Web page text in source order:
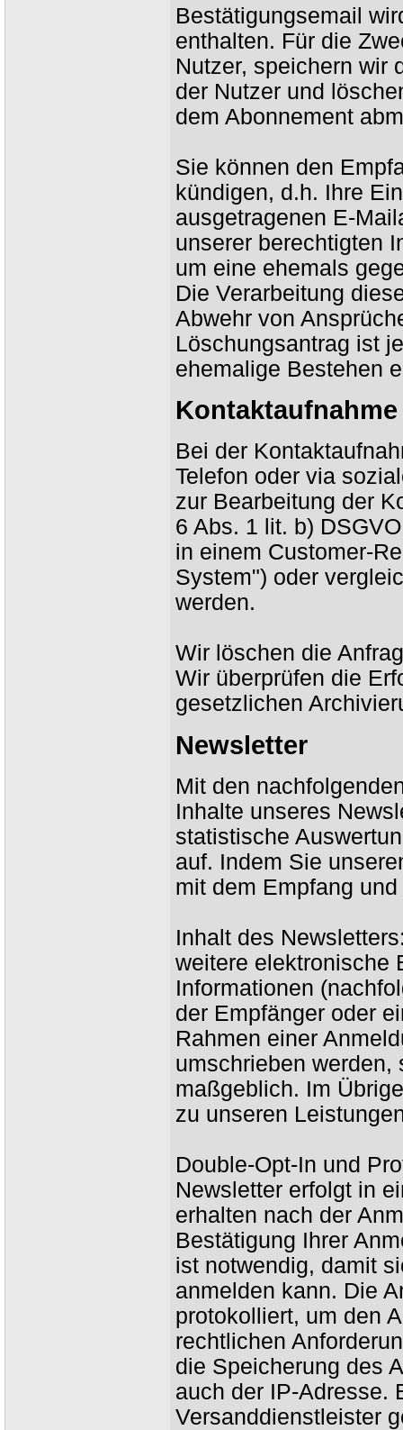
Bestätigungsemail
enthalten. Für die
Nutzer, speichern wir
der Nutzer und
dem Abonnement
Sie können den
kündigen, d.h. Ihre
ausgetragenen E-
unserer berechtigten
um eine ehemals
Die Verarbeitung
Abwehr von
Löschungsantrag ist
ehemalige Bestehen
Kontaktaufnahme
Bei der
Telefon oder via
zur Bearbeitung der
6 Abs. 1 lit. b)
in einem Customer-
System") oder
werden.
Wir löschen die
Wir überprüfen die
gesetzlichen
Newsletter
Mit den
Inhalte unseres
statistische
auf. Indem Sie
mit dem Empfang
Inhalt des
weitere elektronische
Informationen
der Empfänger oder
Rahmen einer
umschrieben
maßgeblich. Im
zu unseren
Double-Opt-In und
Newsletter erfolgt in
erhalten nach der
Bestätigung Ihrer
ist notwendig, damit
anmelden kann. Die
protokolliert, um den
rechtlichen
die Speicherung des
auch der IP-Adresse.
Versanddienstleister